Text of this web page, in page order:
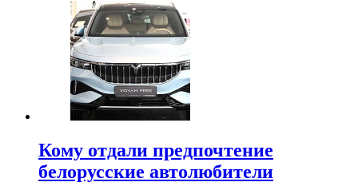
Кому отдали предпочтение
белорусские автолюбители